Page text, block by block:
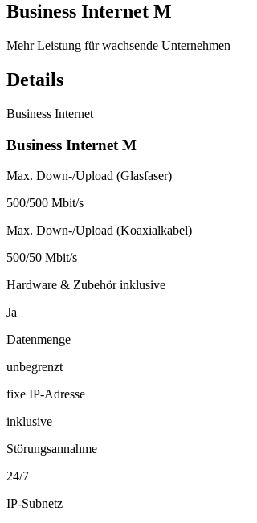
Business Internet M
Mehr Leistung für wachsende Unternehmen
Details
Business Internet
Business Internet M
Max. Down-/Upload (Glasfaser)
500/500 Mbit/s
Max. Down-/Upload (Koaxialkabel)
500/50 Mbit/s
Hardware & Zubehör inklusive
Ja
Datenmenge
unbegrenzt
fixe IP-Adresse
inklusive
Störungsannahme
24/7
IP-Subnetz